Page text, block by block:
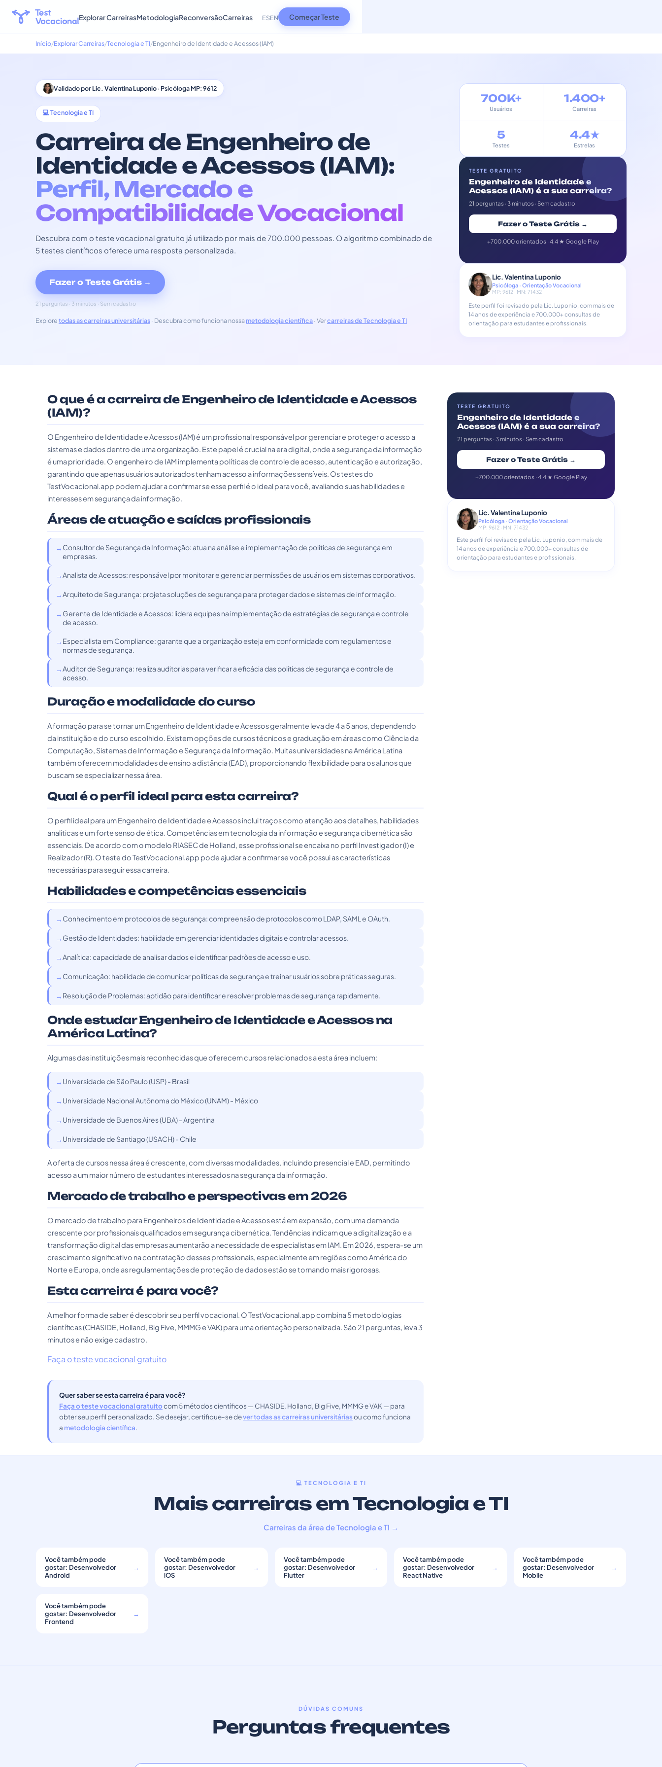
Explorar CarreirasMetodologiaReconversãoCarreiras ESEN Começar Teste
Início Explorar Carreiras Tecnologia e TI Engenheiro de Identidade e Acessos (IAM)
Validado porLic. Valentina Luponio· Psicóloga MP: 9612
💻 Tecnologia e TI
Carreira de Engenheiro de
Identidade e Acessos (IAM):
Perfil, Mercado e
Compatibilidade Vocacional
Descubra com o teste vocacional gratuito já utilizado por mais de 700.000 pessoas. O algoritmo combinado de
5 testes científicos oferece uma resposta personalizada.
Fazer o Teste Grátis →
21 perguntas · 3 minutos · Sem cadastro
Exploretodas as carreiras universitárias· Descubra como funciona nossa metodologia científica· Vercarreiras de Tecnologia e TI
700K+
Usuários
1.400+
Carreiras
5
Testes
4.4★
Estrelas
TESTE GRATUITO
Engenheiro de Identidade e
Acessos (IAM) é a sua carreira?
21 perguntas · 3 minutos · Sem cadastro
Fazer o Teste Grátis →
+700.000 orientados · 4.4 ★ Google Play
Lic. Valentina Luponio
Psicóloga · Orientação Vocacional
MP: 9612 · MN: 71432
Este perfil foi revisado pela Lic. Luponio, com mais de
14 anos de experiência e 700.000+ consultas de
orientação para estudantes e profissionais.
O que é a carreira de Engenheiro de Identidade e Acessos
(IAM)?
O Engenheiro de Identidade e Acessos (IAM) é um profissional responsável por gerenciar e proteger o acesso a
sistemas e dados dentro de uma organização. Este papel é crucial na era digital, onde a segurança da informação
é uma prioridade. O engenheiro de IAM implementa políticas de controle de acesso, autenticação e autorização,
garantindo que apenas usuários autorizados tenham acesso a informações sensíveis. Os testes do
TestVocacional.app podem ajudar a confirmar se esse perfil é o ideal para você, avaliando suas habilidades e
interesses em segurança da informação.
Áreas de atuação e saídas profissionais
Consultor de Segurança da Informação: atua na análise e implementação de políticas de segurança em
empresas.
Analista de Acessos: responsável por monitorar e gerenciar permissões de usuários em sistemas corporativos.
Arquiteto de Segurança: projeta soluções de segurança para proteger dados e sistemas de informação.
Gerente de Identidade e Acessos: lidera equipes na implementação de estratégias de segurança e controle
de acesso.
Especialista em Compliance: garante que a organização esteja em conformidade com regulamentos e
normas de segurança.
Auditor de Segurança: realiza auditorias para verificar a eficácia das políticas de segurança e controle de
acesso.
Duração e modalidade do curso
A formação para se tornar um Engenheiro de Identidade e Acessos geralmente leva de 4 a 5 anos, dependendo
da instituição e do curso escolhido. Existem opções de cursos técnicos e graduação em áreas como Ciência da
Computação, Sistemas de Informação e Segurança da Informação. Muitas universidades na América Latina
também oferecem modalidades de ensino a distância (EAD), proporcionando flexibilidade para os alunos que
buscam se especializar nessa área.
Qual é o perfil ideal para esta carreira?
O perfil ideal para um Engenheiro de Identidade e Acessos inclui traços como atenção aos detalhes, habilidades
analíticas e um forte senso de ética. Competências em tecnologia da informação e segurança cibernética são
essenciais. De acordo com o modelo RIASEC de Holland, esse profissional se encaixa no perfil Investigador (I) e
Realizador (R). O teste do TestVocacional.app pode ajudar a confirmar se você possui as características
necessárias para seguir essa carreira.
Habilidades e competências essenciais
Conhecimento em protocolos de segurança: compreensão de protocolos como LDAP, SAML e OAuth.
Gestão de Identidades: habilidade em gerenciar identidades digitais e controlar acessos.
Analítica: capacidade de analisar dados e identificar padrões de acesso e uso.
Comunicação: habilidade de comunicar políticas de segurança e treinar usuários sobre práticas seguras.
Resolução de Problemas: aptidão para identificar e resolver problemas de segurança rapidamente.
Onde estudar Engenheiro de Identidade e Acessos na
América Latina?
Algumas das instituições mais reconhecidas que oferecem cursos relacionados a esta área incluem:
Universidade de São Paulo (USP) - Brasil
Universidade Nacional Autônoma do México (UNAM) - México
Universidade de Buenos Aires (UBA) - Argentina
Universidade de Santiago (USACH) - Chile
A oferta de cursos nessa área é crescente, com diversas modalidades, incluindo presencial e EAD, permitindo
acesso a um maior número de estudantes interessados na segurança da informação.
Mercado de trabalho e perspectivas em 2026
O mercado de trabalho para Engenheiros de Identidade e Acessos está em expansão, com uma demanda
crescente por profissionais qualificados em segurança cibernética. Tendências indicam que a digitalização e a
transformação digital das empresas aumentarão a necessidade de especialistas em IAM. Em 2026, espera-se um
crescimento significativo na contratação desses profissionais, especialmente em regiões como América do
Norte e Europa, onde as regulamentações de proteção de dados estão se tornando mais rigorosas.
Esta carreira é para você?
A melhor forma de saber é descobrir seu perfil vocacional. O TestVocacional.app combina 5 metodologias
científicas (CHASIDE, Holland, Big Five, MMMG e VAK) para uma orientação personalizada. São 21 perguntas, leva 3
minutos e não exige cadastro.
Faça o teste vocacional gratuito
Quer saber se esta carreira é para você?
Faça o teste vocacional gratuitocom 5 métodos científicos — CHASIDE, Holland, Big Five, MMMG e VAK — para
obter seu perfil personalizado. Se desejar, certifique-se dever todas as carreiras universitáriasou como funciona
a metodologia científica.
TESTE GRATUITO
Engenheiro de Identidade e
Acessos (IAM) é a sua carreira?
21 perguntas · 3 minutos · Sem cadastro
Fazer o Teste Grátis →
+700.000 orientados · 4.4 ★ Google Play
Lic. Valentina Luponio
Psicóloga · Orientação Vocacional
MP: 9612 · MN: 71432
Este perfil foi revisado pela Lic. Luponio, com mais de
14 anos de experiência e 700.000+ consultas de
orientação para estudantes e profissionais.
💻 TECNOLOGIA E TI
Mais carreiras em Tecnologia e TI
Carreiras da área de Tecnologia e TI →
Você também pode
gostar: Desenvolvedor
Android
→
Você também pode
gostar: Desenvolvedor
iOS
→
Você também pode
gostar: Desenvolvedor
Flutter
→
Você também pode
gostar: Desenvolvedor
React Native
→
Você também pode
gostar: Desenvolvedor
Mobile
→
Você também pode
gostar: Desenvolvedor
Frontend
→
DÚVIDAS COMUNS
Perguntas frequentes